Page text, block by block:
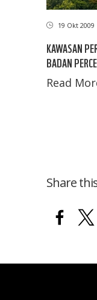
19 Okt 2009
KAWASAN
BADAN
Read
Share